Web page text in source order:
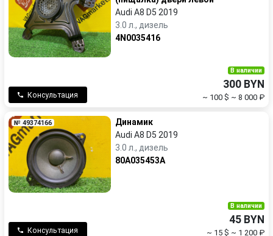
Audi A8 D5 2019
3.0 л., дизель
4N0035416
Консультация
В наличии
300 BYN
~ 100 $ ~ 8 000 ₽
№ 49374166
Динамик
Audi A8 D5 2019
3.0 л., дизель
80A035453A
Консультация
В наличии
45 BYN
~ 15 $ ~ 1 200 ₽